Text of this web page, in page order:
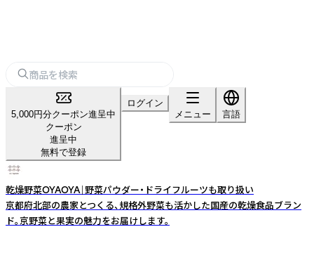
5,000円分クーポン進呈中
クーポン
進呈中
無料で登録
ログイン
メニュー
言語
乾燥野菜OYAOYA｜野菜パウダー・ドライフルーツも取り扱い
京都府北部の農家とつくる、規格外野菜も活かした国産の乾燥食品ブラン
ド。京野菜と果実の魅力をお届けします。